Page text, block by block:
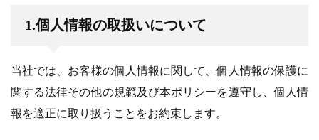
1.個人情報の取扱いについて
当社では、お客様の個人情報に関して、個人情報の保護に
関する法律その他の規範及び本ポリシーを遵守し、個人情
報を適正に取り扱うことをお約束します。